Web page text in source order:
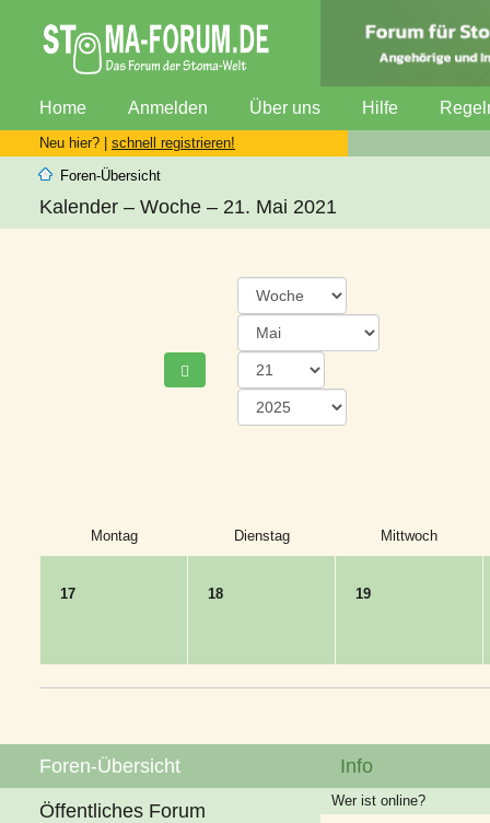
Home Anmelden Über uns Hilfe
Neu hier? | schnell registrieren!
Foren-Übersicht
Kalender – Woche – 21. Mai 2021
Montag Dienstag Mittwoch
17 18 19
Foren-Übersicht
Öffentliches Forum
Info
Wer ist online?